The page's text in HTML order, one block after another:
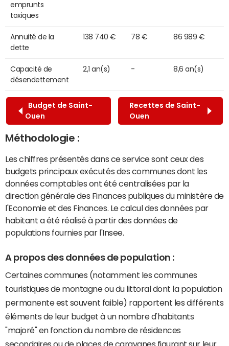
emprunts
toxiques
Annuité de la
dette
138 740 € 78 € 86 989 €
Capacité de
désendettement
2,1 an(s) - 8,6 an(s)
Budget de Saint-
Ouen
Recettes de Saint-
Ouen
Méthodologie :
Les chiffres présentés dans ce service sont ceux des
budgets principaux exécutés des communes dont les
données comptables ont été centralisées par la
direction générale des Finances publiques du ministère de
l'Economie et des Finances. Le calcul des données par
habitant a été réalisé à partir des données de
populations fournies par l'Insee.
A propos des données de population :
Certaines communes (notamment les communes
touristiques de montagne ou du littoral dont la population
permanente est souvent faible) rapportent les différents
éléments de leur budget à un nombre d'habitants
"majoré" en fonction du nombre de résidences
secondaires ou de places de caravanes figurant sur leur